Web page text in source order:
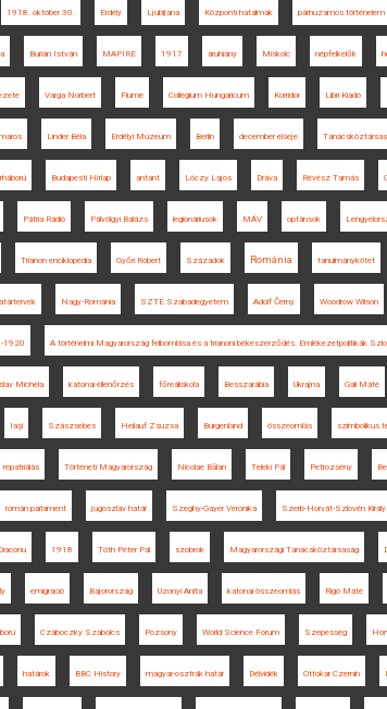
1918. október 30. Erdély Ljubljana Központi hatalmak párhuzamos történelem
Burián István MAPIRE 1917 áruhiány Miskolc népfelkelők
Varga Norbert Fiume Collegium Hungaricum Korridor Libri Kiadó
Linder Béla Erdélyi Múzeum Berlin december elseje
Budapesti Hírlap antant Lóczy Lajos Dráva Révész Tamás
Pátria Rádió Pálvölgyi Balázs legionáriusok MÁV optánsok
Trianon enciklopédia Győri Róbert Századok Románia tanulmánykötet
Nagy-Románia SZTE Szabadegyetem Adolf Černý Woodrow Wilson
1920 A történelmi Magyarország felbomlása és a trianoni békeszerződés. Emlékezetpolitikák
Michela katonai ellenőrzés főreáliskola Besszarábia Ukrajna Gali Máté
Iaşi Szászsebes Heilauf Zsuzsa Burgenland összeomlás szimbolikus
repatriálás Történeti Magyarország Nicolae Bălan Teleki Pál Petrozsény
román parlament jugoszláv határ Szeghy-Gayer Veronika Szerb-Horvát-Szlovén
1918 Tóth Péter Pál szobrok Magyarországi Tanácsköztársaság
emigráció Bajorország Uzonyi Anita katonai összeomlás Rigó Máté
Czáboczky Szabolcs Pozsony World Science Forum Szepesség
határok BBC History magyar-osztrák határ Délvidék Ottokar Czernin